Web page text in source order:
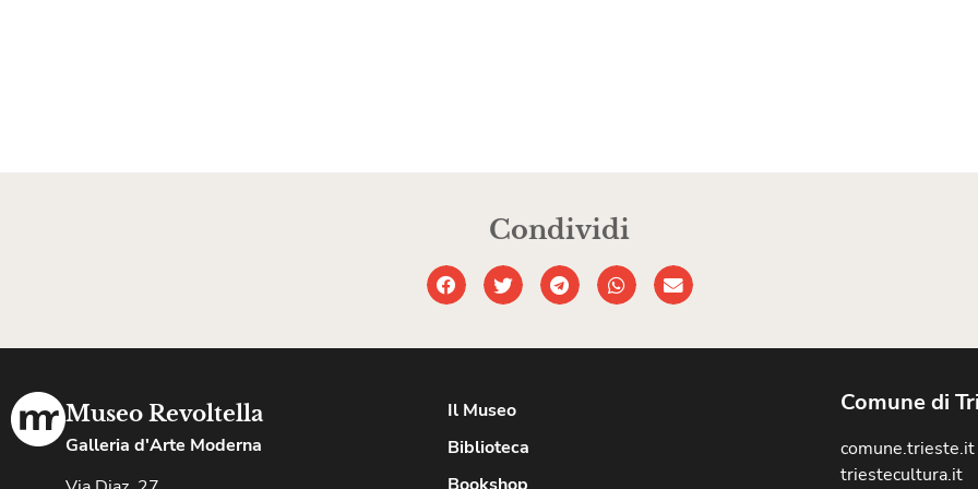
Condividi
Museo Revoltella
Galleria d'Arte Moderna
Il Museo
Biblioteca
Comune di
comune.trieste.it
triestecultura.it